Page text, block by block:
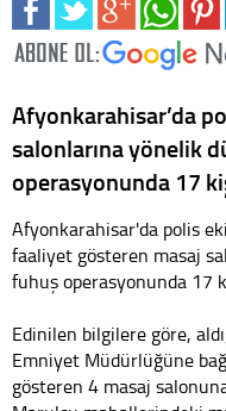
Afyonkarahisar’da
salonlarına yönelik
operasyonunda 17
Afyonkarahisar'da polis
faaliyet gösteren masaj
fuhuş operasyonunda 17
Edinilen bilgilere göre,
Emniyet Müdürlüğüne
gösteren 4 masaj